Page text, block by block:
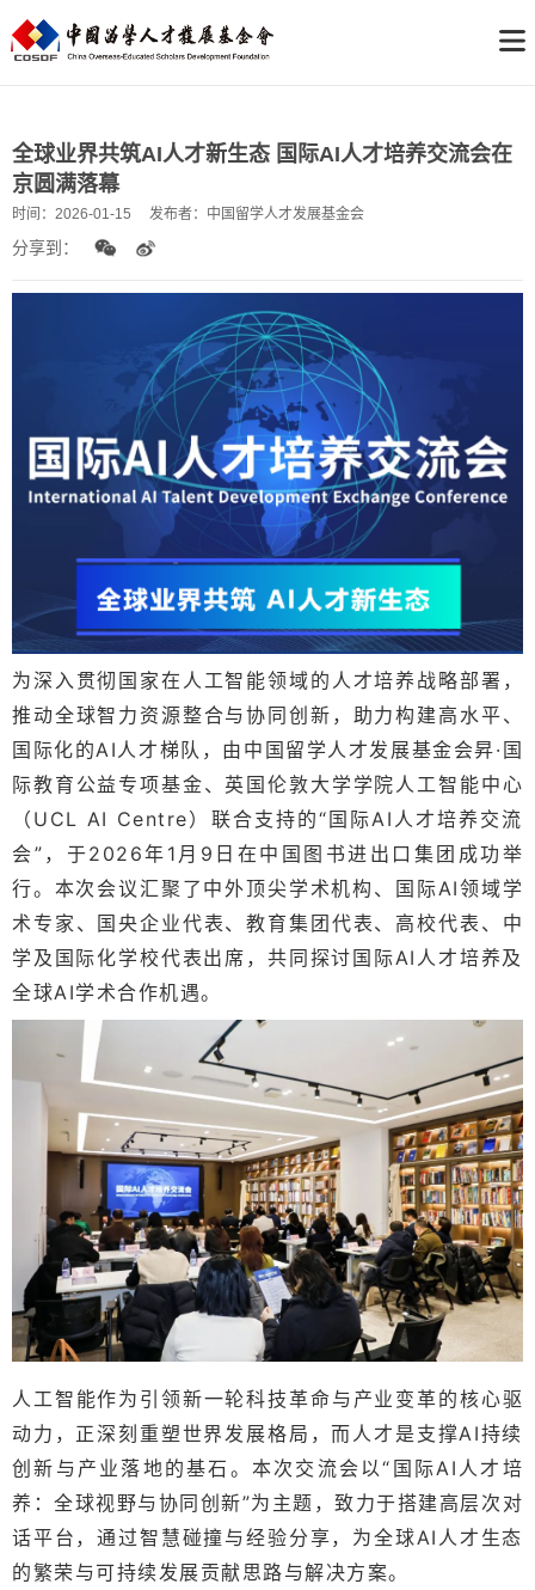
全球业界共筑AI人才新生态 国际AI人才培养交流会在
京圆满落幕
时间： 2026-01-15 发布者： 中国留学人才发展基金会
分享到：
为深入贯彻国家在人工智能领域的人才培养战略部署，
推动全球智力资源整合与协同创新，助力构建高水平、
国际化的AI人才梯队， 由中国留学人才发展基金会昇·国
际教育公益专项基金、英国伦敦大学学院人工智能中心
（UCL AI Centre）联合支持的“国际AI人才培养交流
会”，于2026年1月9日在中国图书进出口集团成功举
行。 本次会议汇聚了中外顶尖学术机构、国际AI领域学
术专家、国央企业代表、教育集团代表、高校代表、中
学及国际化学校代表出席，共同探讨国际AI人才培养及
全球AI学术合作机遇。
人工智能作为引领新一轮科技革命与产业变革的核心驱
动力，正深刻重塑世界发展格局，而人才是支撑AI持续
创新与产业落地的基石。 本次交流会以“国际AI人才培
养：全球视野与协同创新”为主题，致力于搭建高层次对
话平台，通过智慧碰撞与经验分享，为全球AI人才生态
的繁荣与可持续发展贡献思路与解决方案。